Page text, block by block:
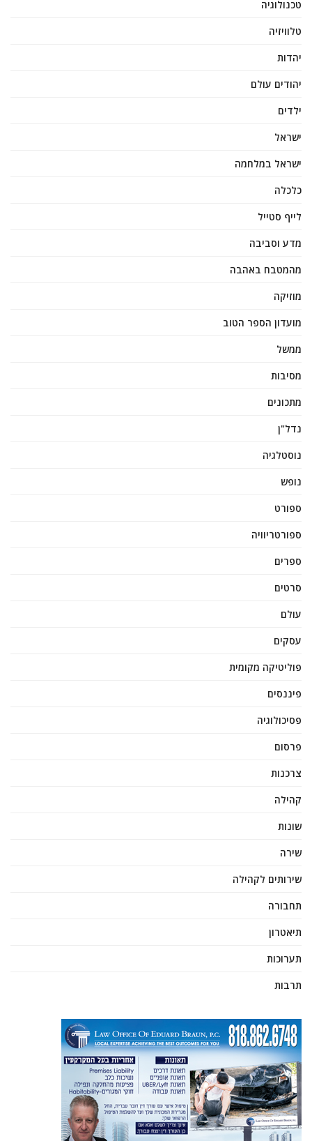
טכנולוגיה
טלוויזיה
יהדות
יהודים עולם
ילדים
ישראל
ישראל במלחמה
כלכלה
לייף סטייל
מדע וסביבה
מהמטבח באהבה
מוזיקה
מועדון הספר הטוב
ממשל
מסיבות
מתכונים
נדל"ן
נוסטלגיה
נופש
ספורט
ספורטריוויה
ספרים
סרטים
עולם
עסקים
פוליטיקה מקומית
פיננסים
פסיכולוגיה
פרסום
צרכנות
קהילה
שונות
שירה
שירותים לקהילה
תחבורה
תיאטרון
תערוכות
תרבות